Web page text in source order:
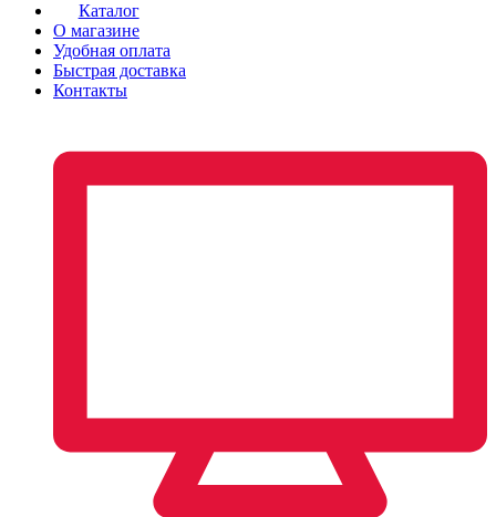
Каталог
О магазине
Удобная оплата
Быстрая доставка
Контакты